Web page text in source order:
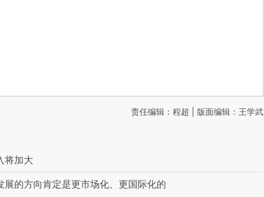
责任编辑：程超 | 版面编辑：王学武
将加大
的方向肯定是更市场化、更国际化的